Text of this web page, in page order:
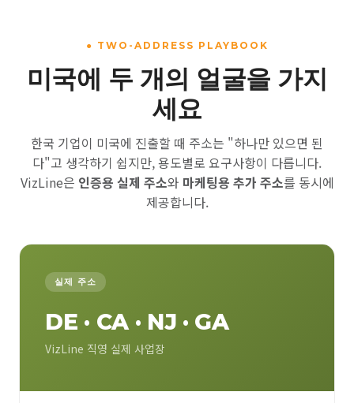
● TWO-ADDRESS PLAYBOOK
미국에 두 개의 얼굴을 가지
세요
한국 기업이 미국에 진출할 때 주소는 "하나만 있으면 된
다"고 생각하기 쉽지만, 용도별로 요구사항이 다릅니다.
VizLine은 인증용 실제 주소와 마케팅용 추가 주소를 동시에
제공합니다.
실제 주소
DE · CA · NJ · GA
VizLine 직영 실제 사업장